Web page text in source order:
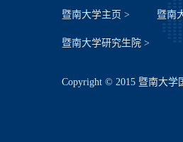
暨南大学主页 > 暨南
暨南大学研究生院 >
Copyright © 2015 暨南大学